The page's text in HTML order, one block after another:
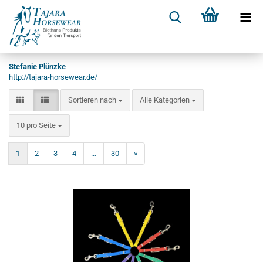
Stefanie Plünzke
http://tajara-horsewear.de/
Sortieren nach Alle Kategorien
10 pro Seite
1 2 3 4 ... 30 »